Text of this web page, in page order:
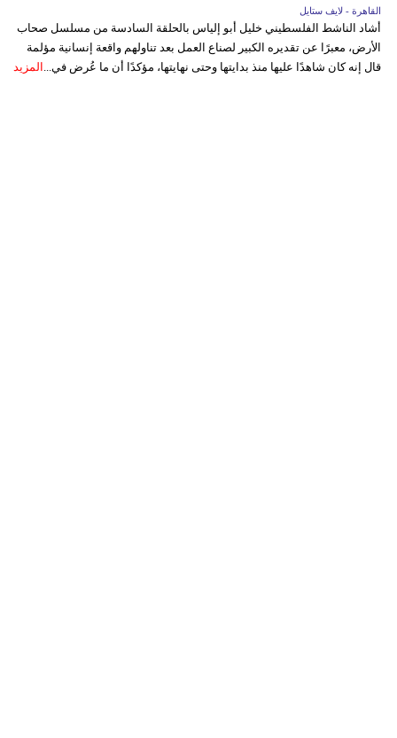
القاهرة - لايف ستايل
أشاد الناشط الفلسطيني خليل أبو إلياس بالحلقة السادسة من مسلسل صحاب
الأرض، معبرًا عن تقديره الكبير لصناع العمل بعد تناولهم واقعة إنسانية مؤلمة
قال إنه كان شاهدًا عليها منذ بدايتها وحتى نهايتها، مؤكدًا أن ما عُرض في... المزيد